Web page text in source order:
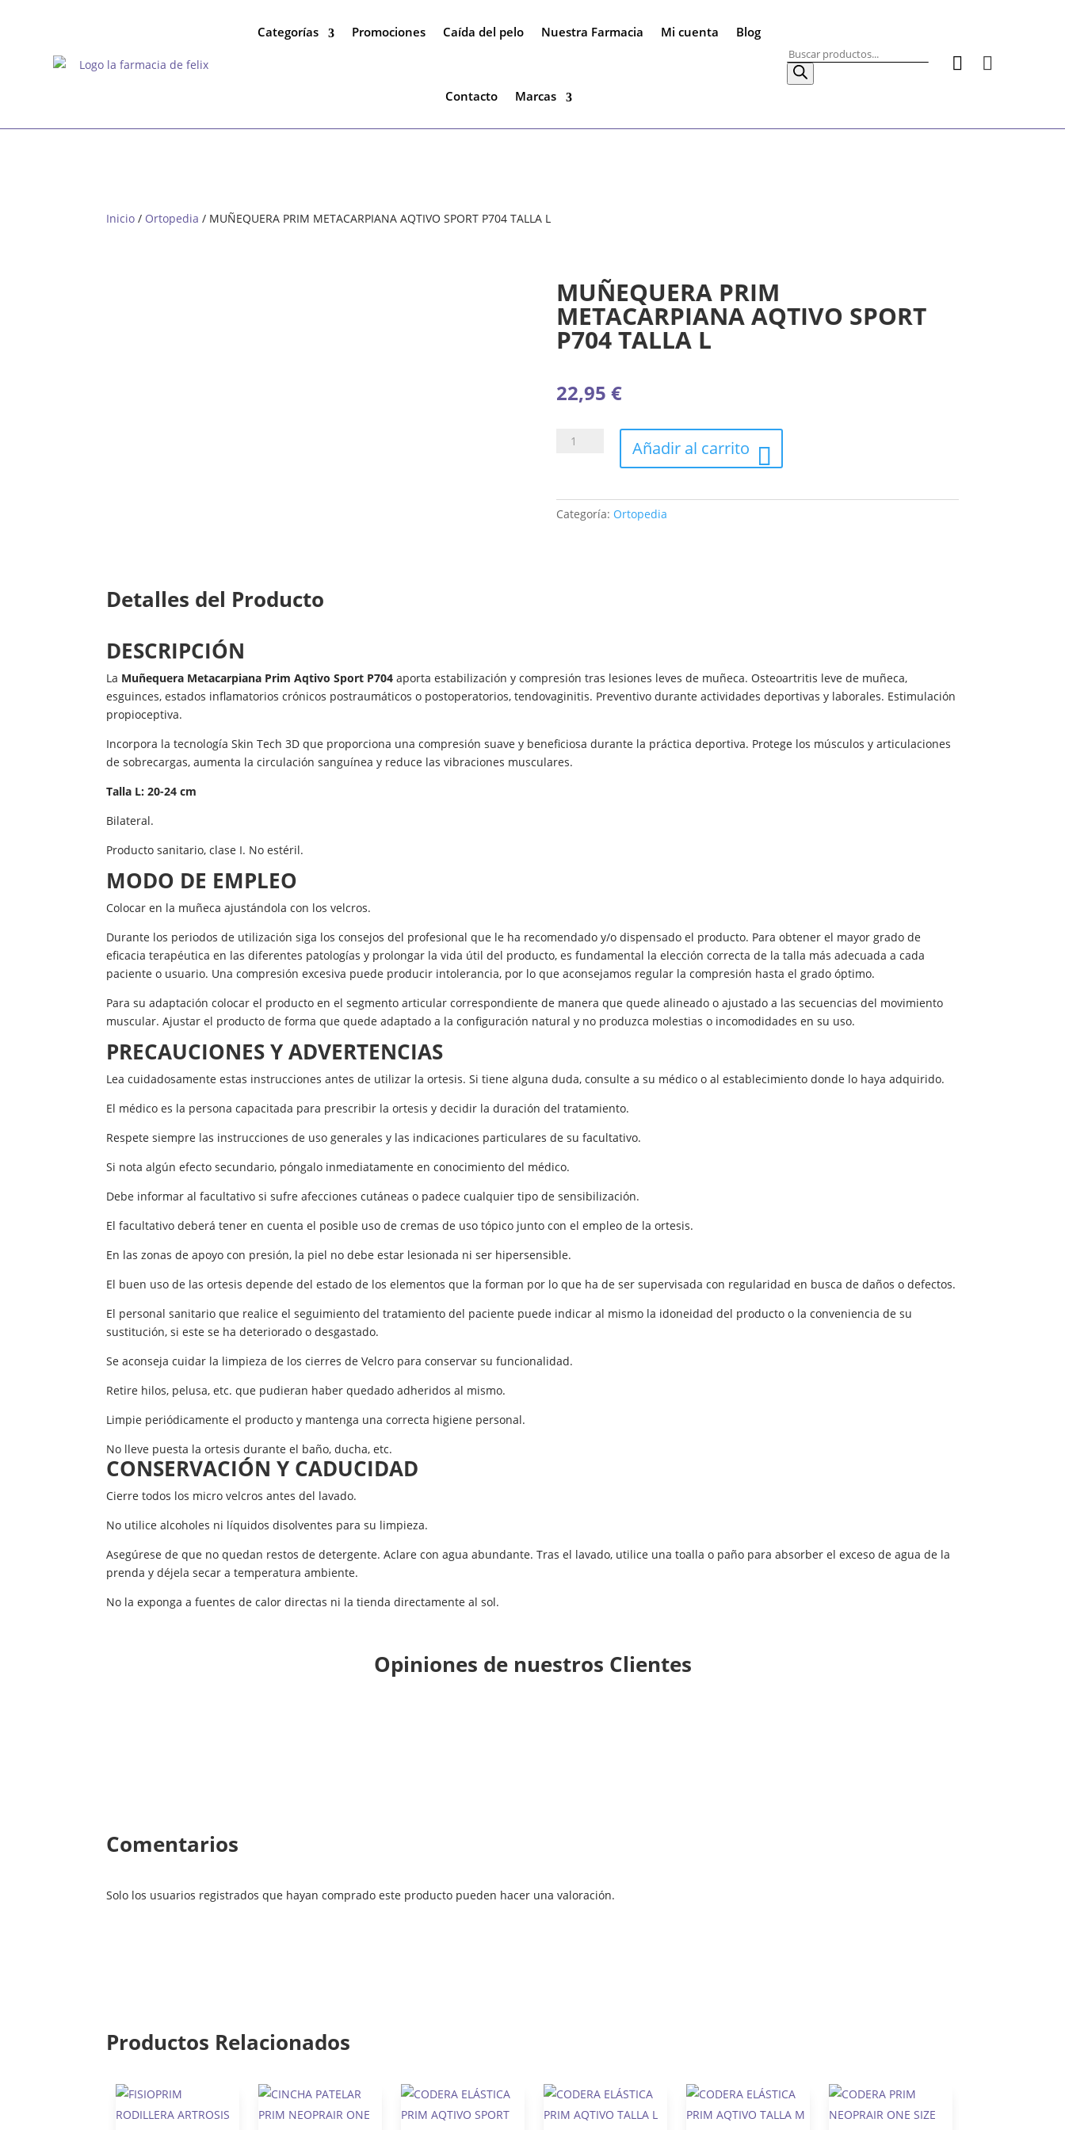
Categorías Promociones Caída del pelo Nuestra Farmacia Mi cuenta Blog
Contacto Marcas
Búsqueda
de
productos
 
Inicio / Ortopedia / MUÑEQUERA PRIM METACARPIANA AQTIVO SPORT P704 TALLA L
MUÑEQUERA PRIM
METACARPIANA AQTIVO SPORT
P704 TALLA L
22,95 €
MUÑEQUERA
METACARPIANA
SPORT
Añadir al carrito
Categoría: Ortopedia
Detalles del Producto
DESCRIPCIÓN
La Muñequera Metacarpiana Prim Aqtivo Sport P704 aporta estabilización y compresión tras lesiones leves de muñeca. Osteoartritis leve de muñeca,
esguinces, estados inflamatorios crónicos postraumáticos o postoperatorios, tendovaginitis. Preventivo durante actividades deportivas y laborales. Estimulación
propioceptiva.
Incorpora la tecnología Skin Tech 3D que proporciona una compresión suave y beneficiosa durante la práctica deportiva. Protege los músculos y articulaciones
de sobrecargas, aumenta la circulación sanguínea y reduce las vibraciones musculares.
Talla L: 20-24 cm
Bilateral.
Producto sanitario, clase I. No estéril.
MODO DE EMPLEO
Colocar en la muñeca ajustándola con los velcros.
Durante los periodos de utilización siga los consejos del profesional que le ha recomendado y/o dispensado el producto. Para obtener el mayor grado de
eficacia terapéutica en las diferentes patologías y prolongar la vida útil del producto, es fundamental la elección correcta de la talla más adecuada a cada
paciente o usuario. Una compresión excesiva puede producir intolerancia, por lo que aconsejamos regular la compresión hasta el grado óptimo.
Para su adaptación colocar el producto en el segmento articular correspondiente de manera que quede alineado o ajustado a las secuencias del movimiento
muscular. Ajustar el producto de forma que quede adaptado a la configuración natural y no produzca molestias o incomodidades en su uso.
PRECAUCIONES Y ADVERTENCIAS
Lea cuidadosamente estas instrucciones antes de utilizar la ortesis. Si tiene alguna duda, consulte a su médico o al establecimiento donde lo haya adquirido.
El médico es la persona capacitada para prescribir la ortesis y decidir la duración del tratamiento.
Respete siempre las instrucciones de uso generales y las indicaciones particulares de su facultativo.
Si nota algún efecto secundario, póngalo inmediatamente en conocimiento del médico.
Debe informar al facultativo si sufre afecciones cutáneas o padece cualquier tipo de sensibilización.
El facultativo deberá tener en cuenta el posible uso de cremas de uso tópico junto con el empleo de la ortesis.
En las zonas de apoyo con presión, la piel no debe estar lesionada ni ser hipersensible.
El buen uso de las ortesis depende del estado de los elementos que la forman por lo que ha de ser supervisada con regularidad en busca de daños o defectos.
El personal sanitario que realice el seguimiento del tratamiento del paciente puede indicar al mismo la idoneidad del producto o la conveniencia de su
sustitución, si este se ha deteriorado o desgastado.
Se aconseja cuidar la limpieza de los cierres de Velcro para conservar su funcionalidad.
Retire hilos, pelusa, etc. que pudieran haber quedado adheridos al mismo.
Limpie periódicamente el producto y mantenga una correcta higiene personal.
No lleve puesta la ortesis durante el baño, ducha, etc.
CONSERVACIÓN Y CADUCIDAD
Cierre todos los micro velcros antes del lavado.
No utilice alcoholes ni líquidos disolventes para su limpieza.
Asegúrese de que no quedan restos de detergente. Aclare con agua abundante. Tras el lavado, utilice una toalla o paño para absorber el exceso de agua de la
prenda y déjela secar a temperatura ambiente.
No la exponga a fuentes de calor directas ni la tienda directamente al sol.
Opiniones de nuestros Clientes
Comentarios
Solo los usuarios registrados que hayan comprado este producto pueden hacer una valoración.
Productos Relacionados